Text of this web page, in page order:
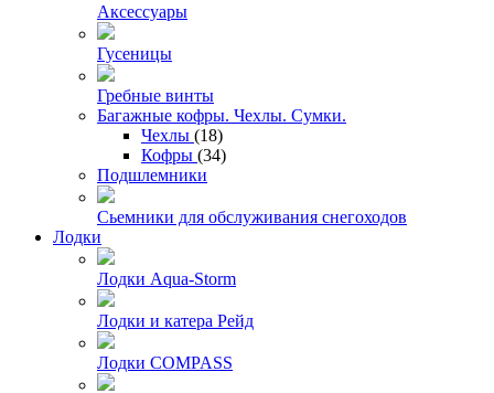
Аксессуары
Гусеницы
Гребные винты
Багажные кофры. Чехлы. Сумки.
Чехлы (18)
Кофры (34)
Подшлемники
Сьемники для обслуживания снегоходов
Лодки
Лодки Aqua-Storm
Лодки и катера Рейд
Лодки COMPASS